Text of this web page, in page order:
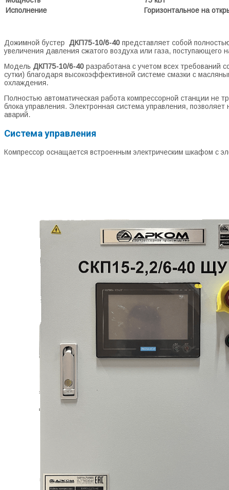
Исполнение
Горизонтальное на
Дожимной бустер ДКП75-10/6-40 представляет собой
увеличения давления сжатого воздуха или газа,
Модель ДКП75-10/6-40 разработана с учетом всех требований
сутки) благодаря высокоэффективной системе смазки с
охлаждения.
Полностью автоматическая работа компрессорной станции не
блока управления. Электронная система управления,
аварий.
Система управления
Компрессор оснащается встроенным электрическим шкафом с